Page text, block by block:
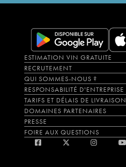
ESTIMATION VIN GRATUITE
RECRUTEMENT
QUI SOMMES-NOUS ?
RESPONSABILITÉ D'ENTREPRISE
TARIFS ET DÉLAIS DE LIVRAISON
DOMAINES PARTENAIRES
PRESSE
FOIRE AUX QUESTIONS